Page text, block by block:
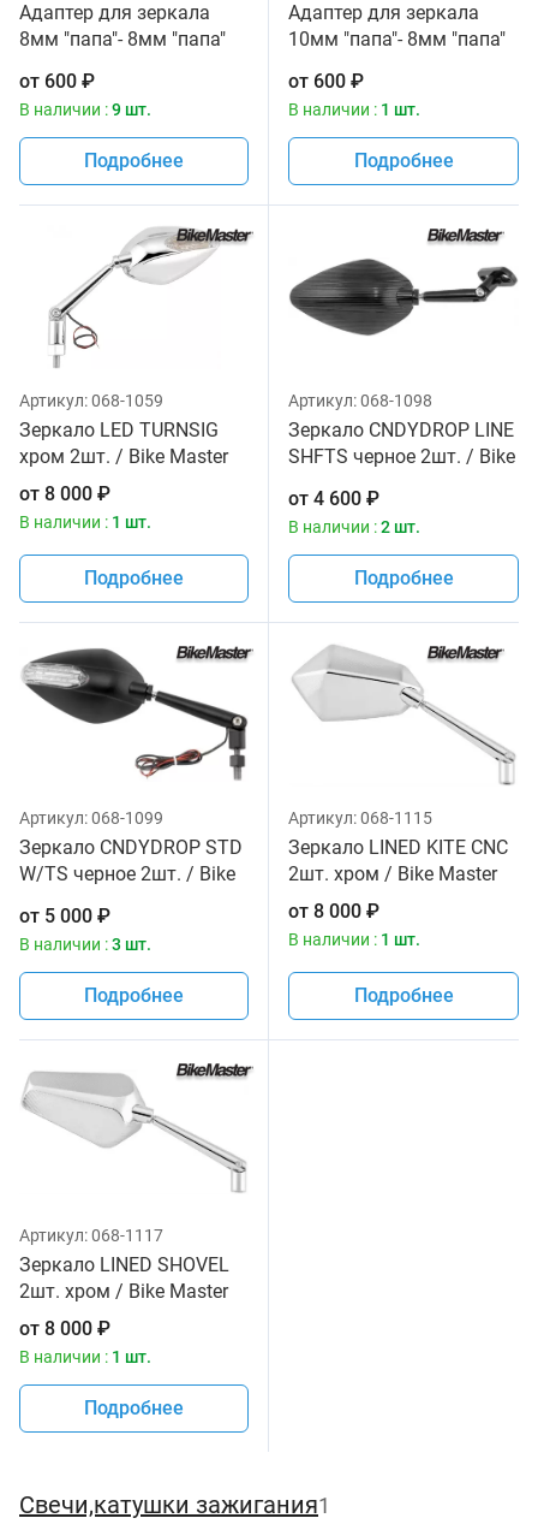
Адаптер для зеркала
8мм "папа"- 8мм "папа"
от 600 ₽
В наличии :9 шт.
Подробнее
Адаптер для зеркала
10мм "папа"- 8мм "папа"
от 600 ₽
В наличии : 1 шт.
Подробнее
Артикул:068-1059
Зеркало LED TURNSIG
хром 2шт. / Bike Master
от 8 000 ₽
В наличии : 1 шт.
Подробнее
Артикул:068-1098
Зеркало CNDYDROP LINE
SHFTS черное 2шт. / Bike
от 4 600 ₽
В наличии :2 шт.
Подробнее
Артикул:068-1099
Зеркало CNDYDROP STD
W/TS черное 2шт. / Bike
от 5 000 ₽
В наличии :3 шт.
Подробнее
Артикул:068-1115
Зеркало LINED KITE CNC
2шт. хром / Bike Master
от 8 000 ₽
В наличии : 1 шт.
Подробнее
Артикул:068-1117
Зеркало LINED SHOVEL
2шт. хром / Bike Master
от 8 000 ₽
В наличии : 1 шт.
Подробнее
Свечи,катушки зажигания1